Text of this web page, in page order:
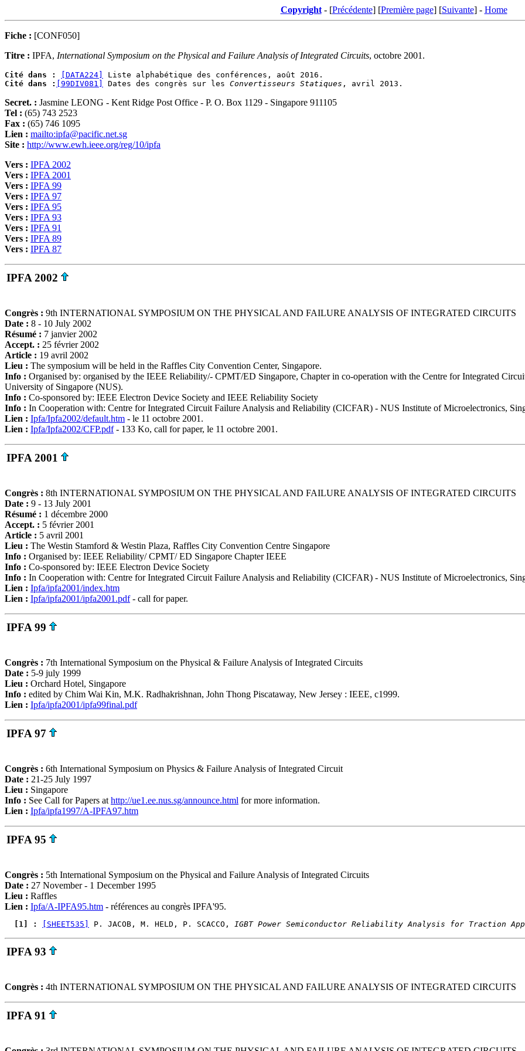
Copyright- [Précédente] [Première page] [Suivante] - Home
Fiche : [CONF050]
Titre : IPFA, International Symposium on the Physical and Failure Analysis of Integrated Circuits, octobre 2001.
Cité dans : [DATA224]
Cité dans :
[99DIV081] Dates des congrès sur les Convertisseurs Statiques
Secret. : Jasmine LEONG - Kent Ridge Post Office - P. O. Box 1129 - Singapore 911105
Tel : (65) 743 2523
Fax : (65) 746 1095
Lien : mailto:ipfa@pacific.net.sg
Site : http://www.ewh.ieee.org/reg/10/ipfa
Vers : IPFA 2002
Vers : IPFA 2001
Vers : IPFA 99
Vers : IPFA 97
Vers : IPFA 95
Vers : IPFA 93
Vers : IPFA 91
Vers : IPFA 89
Vers : IPFA 87
IPFA 2002
Congrès : 9th INTERNATIONAL SYMPOSIUM ON THE PHYSICAL AND FAILURE ANALYSIS OF INTEGRATED CIRCUITS
Date : 8 - 10 July 2002
Résumé : 7 janvier 2002
Accept. : 25 février 2002
Article : 19 avril 2002
Lieu : The symposium will be held in the Raffles City Convention Center, Singapore.
Info : Organised by: organised by the IEEE Reliability/- CPMT/ED Singapore, Chapter in co-operation with the Centre for Integrated
University of Singapore (NUS).
Info : Co-sponsored by: IEEE Electron Device Society and IEEE Reliability Society
Info : In Cooperation with: Centre for Integrated Circuit Failure Analysis and Reliability (CICFAR) - NUS Institute of Microelectronics,
Lien : Ipfa/Ipfa2002/default.htm - le 11 octobre 2001.
Lien : Ipfa/Ipfa2002/CFP.pdf- 133 Ko, call for paper, le 11 octobre 2001.
IPFA 2001
Congrès : 8th INTERNATIONAL SYMPOSIUM ON THE PHYSICAL AND FAILURE ANALYSIS OF INTEGRATED CIRCUITS
Date : 9 - 13 July 2001
Résumé : 1 décembre 2000
Accept. : 5 février 2001
Article : 5 avril 2001
Lieu : The Westin Stamford & Westin Plaza, Raffles City Convention Centre Singapore
Info : Organised by: IEEE Reliability/ CPMT/ ED Singapore Chapter IEEE
Info : Co-sponsored by: IEEE Electron Device Society
Info : In Cooperation with: Centre for Integrated Circuit Failure Analysis and Reliability (CICFAR) - NUS Institute of Microelectronics,
Lien : Ipfa/ipfa2001/index.htm
Lien : Ipfa/ipfa2001/ipfa2001.pdf- call for paper.
IPFA 99
Congrès : 7th International Symposium on the Physical & Failure Analysis of Integrated Circuits
Date : 5-9 july 1999
Lieu : Orchard Hotel, Singapore
Info : edited by Chim Wai Kin, M.K. Radhakrishnan, John Thong Piscataway, New Jersey : IEEE, c1999.
Lien : Ipfa/ipfa2001/ipfa99final.pdf
IPFA 97
Congrès : 6th International Symposium on Physics & Failure Analysis of Integrated Circuit
Date : 21-25 July 1997
Lieu : Singapore
Info : See Call for Papers at http://ue1.ee.nus.sg/announce.html for more information.
Lien : Ipfa/ipfa1997/A-IPFA97.htm
IPFA 95
Congrès : 5th International Symposium on the Physical and Failure Analysis of Integrated Circuits
Date : 27 November - 1 December 1995
Lieu : Raffles
Lien : Ipfa/A-IPFA95.htm - références au congrès IPFA'95.
  [1] :
[SHEET535] P. JACOB, M. HELD, P. SCACCO, IGBT Power Semiconductor Reliability Analysis for Traction
IPFA 93
Congrès : 4th INTERNATIONAL SYMPOSIUM ON THE PHYSICAL AND FAILURE ANALYSIS OF INTEGRATED CIRCUITS
IPFA 91